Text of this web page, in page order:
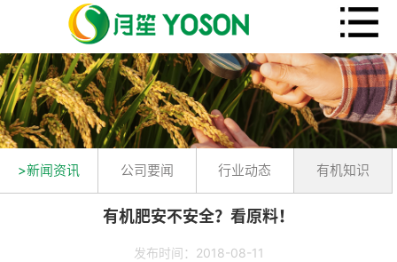
>新闻资讯 公司要闻 行业动态 有机知识
有机肥安不安全？看原料！
发布时间：2018-08-11